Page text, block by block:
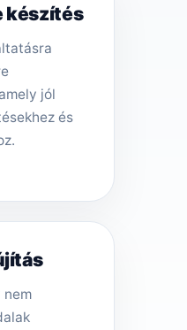
készítés
jól
és
nem